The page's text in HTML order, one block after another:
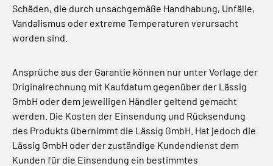
Schäden, die durch unsachgemäße Handhabung, Unfälle,
Vandalismus oder extreme Temperaturen verursacht
worden sind.
Ansprüche aus der Garantie können nur unter Vorlage der
Originalrechnung mit Kaufdatum gegenüber der Lässig
GmbH oder dem jeweiligen Händler geltend gemacht
werden. Die Kosten der Einsendung und Rücksendung
des Produkts übernimmt die Lässig GmbH. Hat jedoch die
Lässig GmbH oder der zuständige Kundendienst dem
Kunden für die Einsendung ein bestimmtes